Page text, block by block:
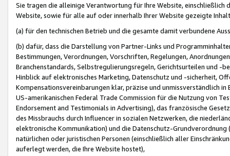
Sie tragen die alleinige Verantwortung für Ihre Website,
Website, sowie für alle auf oder innerhalb Ihrer Website gezeigte
(a) für den technischen Betrieb und die gesamte damit verbundene
(b) dafür, dass die Darstellung von Partner-Links und
Bestimmungen, Verordnungen, Vorschriften, Regelungen,
Branchenstandards, Selbstregulierungsregeln, Gerichtsurteilen und -
Hinblick auf elektronisches Marketing, Datenschutz und -sicherheit,
Kompensationsvereinbarungen klar, präzise und unmissverständlich
US-amerikanischen Federal Trade Commission für die Nutzung von
Endorsement and Testimonials in Advertising), das französische
des Missbrauchs durch Influencer in sozialen Netzwerken, die
elektronische Kommunikation) und die Datenschutz-
natürlichen oder juristischen Personen (einschließlich aller
auferlegt werden, die Ihre Website hostet),